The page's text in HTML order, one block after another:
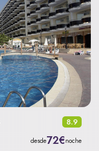
8.9
desde72€noche